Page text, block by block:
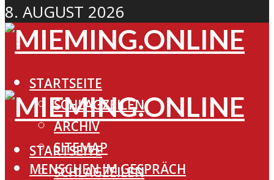
8. AUGUST 2026
STARTSEITE
SCHLAGZEILEN
ARCHIV
SITEMAP
MENSCHEN IM GESPRÄCH
STARTSEITE
SCHLAGZEILEN